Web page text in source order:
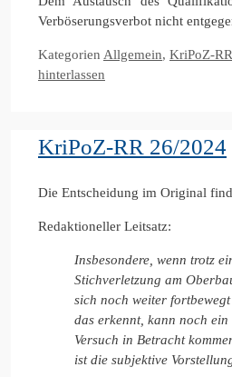
Verböserungsverbot nicht
Kategorien Allgemein, KriPoZ-RR
hinterlassen
KriPoZ-RR 26/2024
Die Entscheidung im Original
Redaktioneller Leitsatz:
Insbesondere, wenn trotz
Stichverletzung am
sich noch weiter
das erkennt, kann noch ein
Versuch in Betracht
ist die subjektive